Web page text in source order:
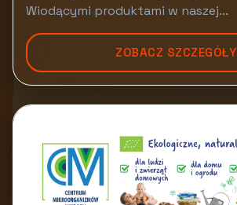
Wiodącymi produktami w naszej...
ZOBACZ SZCZEGÓŁY